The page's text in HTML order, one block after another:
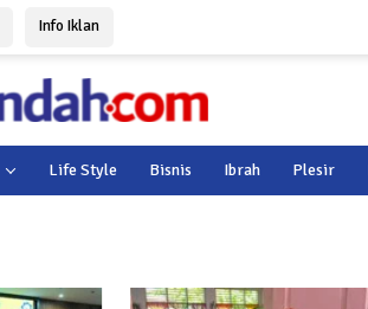
Info Iklan
Life Style Bisnis Ibrah Plesir